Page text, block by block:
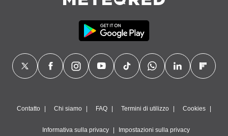
Contatto Chi siamo FAQ Termini di utilizzo Cookies
Informativa sulla privacy Impostazioni sulla privacy